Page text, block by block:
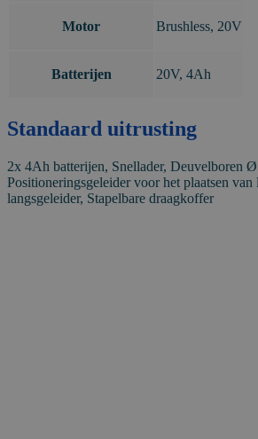
Motor Brushless, 20V
Batterijen 20V, 4Ah
Standaard uitrusting
2x 4Ah batterijen, Snellader, Deuvelboren
Positioneringsgeleider voor het plaatsen
langsgeleider, Stapelbare draagkoffer